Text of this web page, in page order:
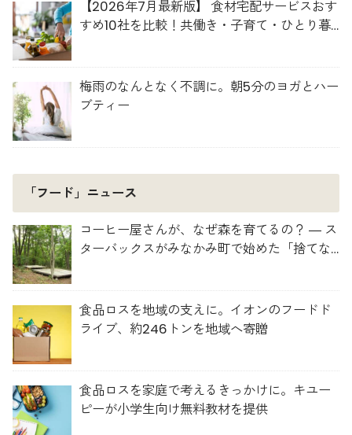
【2026年7月最新版】 食材宅配サービスおす
すめ10社を比較！共働き・子育て・ひとり暮
梅雨のなんとなく不調に。朝5分のヨガとハー
ブティー
「フード」ニュース
コーヒー屋さんが、なぜ森を育てるの？ ― ス
ターバックスがみなかみ町で始めた「捨てな
食品ロスを地域の支えに。イオンのフードド
ライブ、約246トンを地域へ寄贈
食品ロスを家庭で考えるきっかけに。キユー
ピーが小学生向け無料教材を提供